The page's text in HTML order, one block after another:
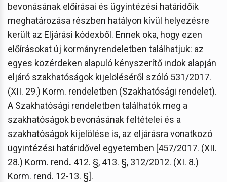
bevonásának előírásai és ügyintézési határidőik
meghatározása részben hatályon kívül helyezésre
került az Eljárási kódexből. Ennek oka, hogy ezen
előírásokat új kormányrendeletben találhatjuk: az
egyes közérdeken alapuló kényszerítő indok alapján
eljáró szakhatóságok kijelöléséről szóló 531/2017.
(XII. 29.) Korm. rendeletben (Szakhatósági rendelet).
A Szakhatósági rendeletben találhatók meg a
szakhatóságok bevonásának feltételei és a
szakhatóságok kijelölése is, az eljárásra vonatkozó
ügyintézési határidővel egyetemben [457/2017. (XII.
28.) Korm. rend. 412. §, 413. §, 312/2012. (XI. 8.)
Korm. rend. 12-13. §].